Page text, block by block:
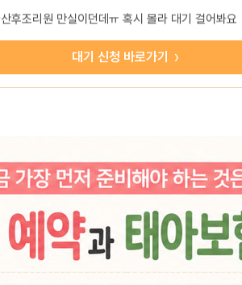
후조리원 대기걸어요
대기 신청 바로가기